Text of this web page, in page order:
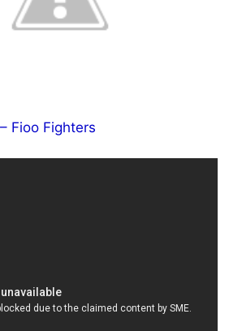
Fioo Fighters